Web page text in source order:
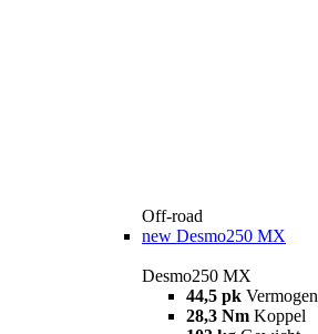
Off-road
new Desmo250 MX
Desmo250 MX
44,5 pk Vermogen
28,3 Nm Koppel